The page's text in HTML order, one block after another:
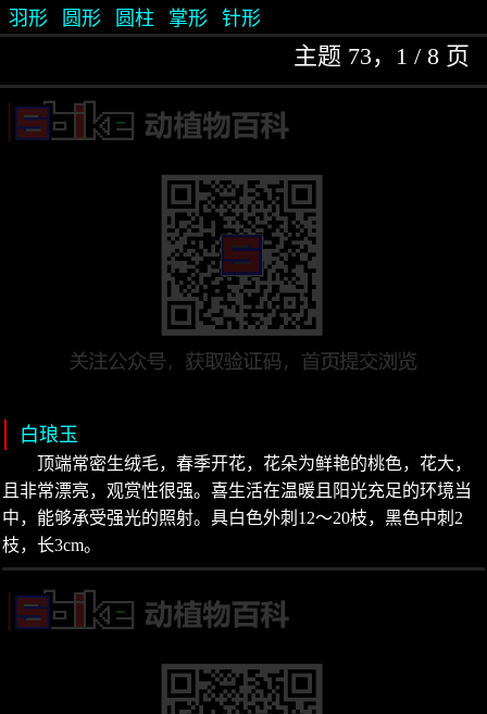
羽形
圆形 圆柱 掌形 针形
主题 73，1 / 8 页
白琅玉
顶端常密生绒毛，春季开花，花朵为鲜艳的桃色，花大，
且非常漂亮，观赏性很强。喜生活在温暖且阳光充足的环境当
中，能够承受强光的照射。具白色外刺12～20枝，黑色中刺2
枝，长3cm。